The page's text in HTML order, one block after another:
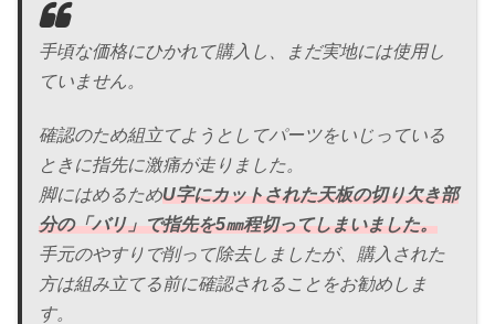
手頃な価格にひかれて購入し、まだ実地には使用し
ていません。
確認のため組立てようとしてパーツをいじっている
ときに指先に激痛が走りました。
脚にはめるためU字にカットされた天板の切り欠き部
分の「バリ」で指先を5㎜程切ってしまいました。
手元のやすりで削って除去しましたが、購入された
方は組み立てる前に確認されることをお勧めしま
す。